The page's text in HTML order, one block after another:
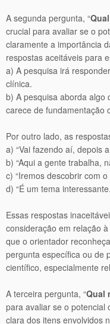
A segunda pergunta, “
crucial para avaliar se o
claramente a importância
respostas aceitáveis para
a) A pesquisa irá
clínica.
b) A pesquisa aborda algo
carece de fundamentação
Por outro lado, as
a) “Vai fazendo aí, depois
b) “Aqui a gente trabalha,
c) “Iremos descobrir com
d) “É um tema
Essas respostas
consideração em relação
que o orientador
pergunta específica ou de
científico, especialmente
A terceira pergunta, “Qual
para avaliar se o potencial
clara dos itens envolvidos